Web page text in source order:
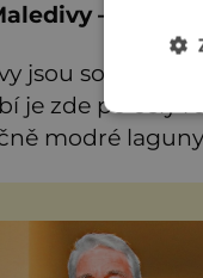
– Ráj
jsou
je zde po celý
modré